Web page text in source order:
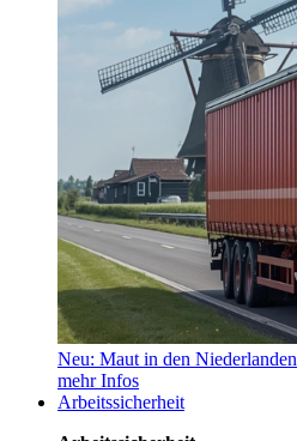
Neu: Maut in den Niederlanden
mehr Infos
Arbeitssicherheit